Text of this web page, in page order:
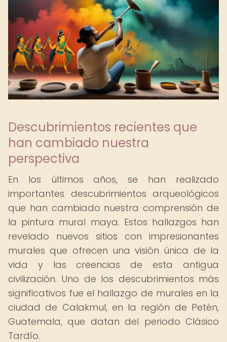
Descubrimientos recientes que
han cambiado nuestra
perspectiva
En los últimos años, se han realizado
importantes descubrimientos arqueológicos
que han cambiado nuestra comprensión de
la pintura mural maya. Estos hallazgos han
revelado nuevos sitios con impresionantes
murales que ofrecen una visión única de la
vida y las creencias de esta antigua
civilización. Uno de los descubrimientos más
significativos fue el hallazgo de murales en la
ciudad de Calakmul, en la región de Petén,
Guatemala, que datan del periodo Clásico
Tardío.